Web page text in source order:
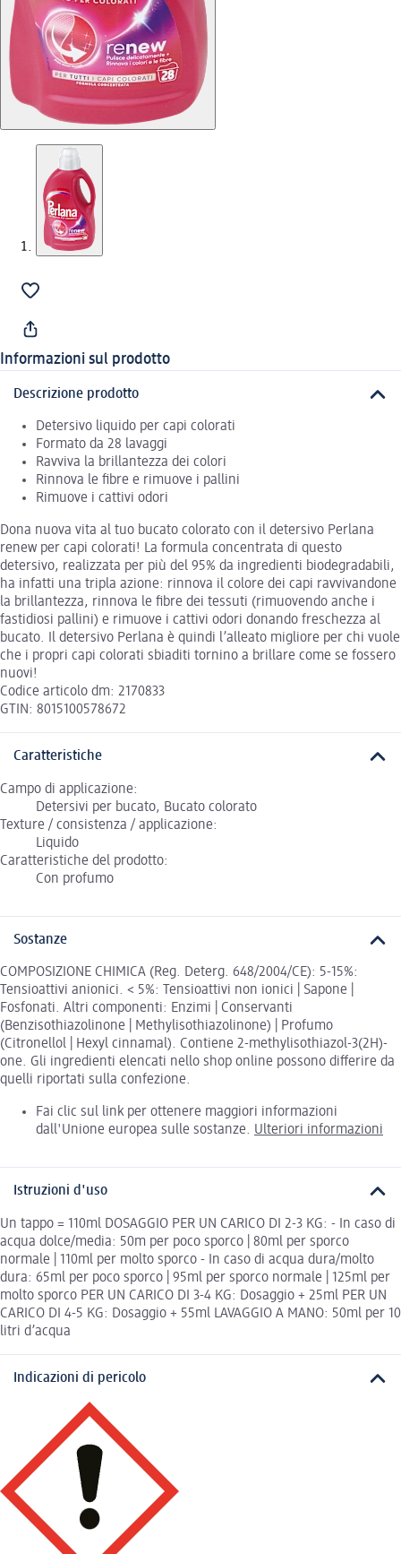
Informazioni sul prodotto
Descrizione prodotto
Detersivo liquido per capi colorati
Formato da 28 lavaggi
Ravviva la brillantezza dei colori
Rinnova le fibre e rimuove i pallini
Rimuove i cattivi odori
Dona nuova vita al tuo bucato colorato con il detersivo Perlana
renew per capi colorati! La formula concentrata di questo
detersivo, realizzata per più del 95% da ingredienti biodegradabili,
ha infatti una tripla azione: rinnova il colore dei capi ravvivandone
la brillantezza, rinnova le fibre dei tessuti (rimuovendo anche i
fastidiosi pallini) e rimuove i cattivi odori donando freschezza al
bucato. Il detersivo Perlana è quindi l’alleato migliore per chi vuole
che i propri capi colorati sbiaditi tornino a brillare come se fossero
nuovi!
Codice articolo dm: 2170833
GTIN: 8015100578672
Caratteristiche
Campo di applicazione:
Detersivi per bucato, Bucato colorato
Texture / consistenza / applicazione:
Liquido
Caratteristiche del prodotto:
Con profumo
Sostanze
COMPOSIZIONE CHIMICA (Reg. Deterg. 648/2004/CE): 5-15%:
Tensioattivi anionici. < 5%: Tensioattivi non ionici | Sapone |
Fosfonati. Altri componenti: Enzimi | Conservanti
(Benzisothiazolinone | Methylisothiazolinone) | Profumo
(Citronellol | Hexyl cinnamal). Contiene 2-methylisothiazol-3(2H)-
one. Gli ingredienti elencati nello shop online possono differire da
quelli riportati sulla confezione.
Fai clic sul link per ottenere maggiori informazioni
dall'Unione europea sulle sostanze. Ulteriori informazioni
Istruzioni d'uso
Un tappo = 110ml DOSAGGIO PER UN CARICO DI 2-3 KG: - In caso di
acqua dolce/media: 50m per poco sporco | 80ml per sporco
normale | 110ml per molto sporco - In caso di acqua dura/molto
dura: 65ml per poco sporco | 95ml per sporco normale | 125ml per
molto sporco PER UN CARICO DI 3-4 KG: Dosaggio + 25ml PER UN
CARICO DI 4-5 KG: Dosaggio + 55ml LAVAGGIO A MANO: 50ml per 10
litri d’acqua
Indicazioni di pericolo